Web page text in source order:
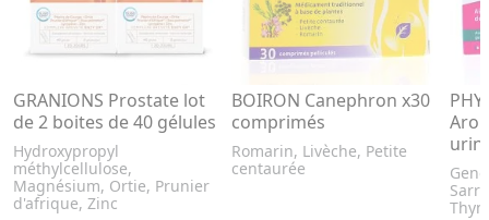
GRANIONS Prostate lot
de 2 boites de 40 gélules
Hydroxypropyl
méthylcellulose,
Magnésium, Ortie, Prunier
d'afrique, Zinc
BOIRON Canephron x30
comprimés
Romarin, Livèche, Petite
centaurée
Thym